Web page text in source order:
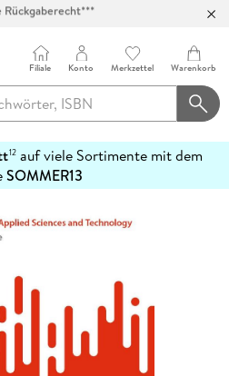
in über 100 Filialen
Filiale Konto Merkzettel Warenkorb
12auf viele Sortimente mit dem
SOMMER13